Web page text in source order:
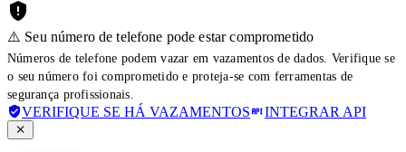
⚠️ Seu número de telefone pode estar comprometido
Números de telefone podem vazar em vazamentos de dados. Verifique se
o seu número foi comprometido e proteja-se com ferramentas de
segurança profissionais.
VERIFIQUE SE HÁ VAZAMENTOS INTEGRAR API